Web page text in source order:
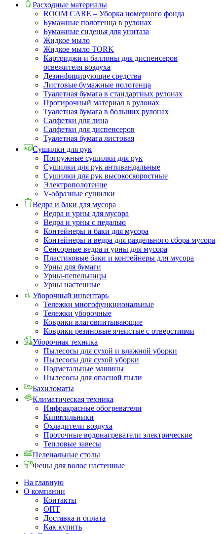
Расходные материалы
ROOM CARE – Уборка номерного фонда
Бумажные полотенца в рулонах
Бумажные сиденья для унитаза
Жидкое мыло
Жидкое мыло TORK
Картриджи и баллоны для диспенсеров
освежителя воздуха
Дезинфицирующие средства
Листовые бумажные полотенца
Туалетная бумага в стандартных рулонах
Протирочный материал в рулонах
Туалетная бумага в больших рулонах
Салфетки для лица
Салфетки для диспенсеров
Туалетная бумага листовая
Сушилки для рук
Погружные сушилки для рук
Сушилки для рук антивандальные
Сушилки для рук высокоскоростные
Электрополотенце
V-образные сушилки
Ведра и баки для мусора
Ведра и урны для мусора
Ведра и урны с педалью
Контейнеры и баки для мусора
Контейнеры и ведра для раздельного сбора мусора
Сенсорные ведра и урны для мусора
Пластиковые баки и контейнеры для мусора
Урны для бумаги
Урны-пепельницы
Урны настенные
Уборочный инвентарь
Тележки многофункциональные
Тележки уборочные
Коврики влаговпитывающие
Коврики резиновые ячеистые с отверстиями
Уборочная техника
Пылесосы для сухой и влажной уборки
Пылесосы для сухой уборки
Подметальные машины
Пылесосы для опасной пыли
Бахиломаты
Климатическая техника
Инфракрасные обогреватели
Кипятильники
Охладители воздуха
Проточные водонагреватели электрические
Тепловые завесы
Пеленальные столы
Фены для волос настенные
На главную
О компании
Контакты
ОПТ
Доставка и оплата
Как купить